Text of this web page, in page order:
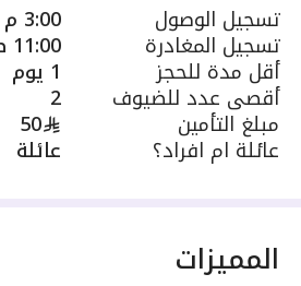
تسجيل الوصول 3:00 م
تسجيل المغادرة 11:00 ص
أقل مدة للحجز 1 يوم
أقصى عدد للضيوف 2
مبلغ التأمين 50
عائلة ام افراد؟ عائلة
المميزات